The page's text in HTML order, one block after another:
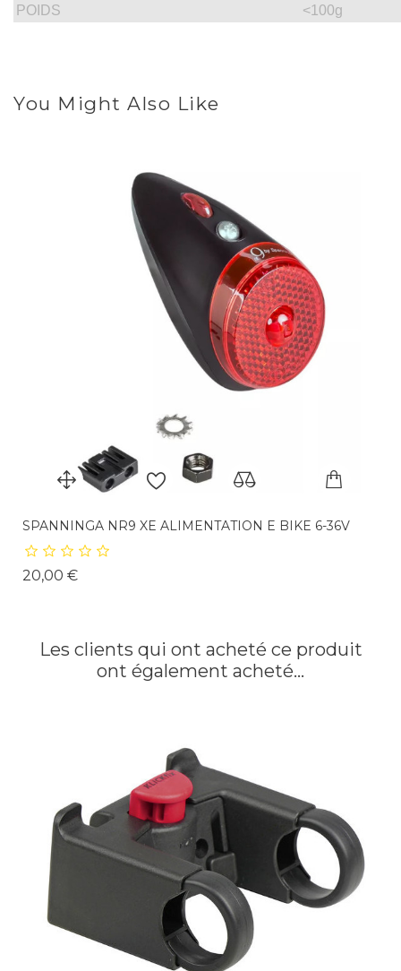
POIDS <100g
You Might Also Like
SPANNINGA NR9 XE ALIMENTATION E BIKE 6-36V
20,00 €Prix
Les clients qui ont acheté ce produit
ont également acheté...